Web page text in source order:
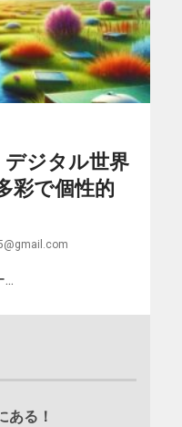
ジタル世界
彩で個性的
ある！